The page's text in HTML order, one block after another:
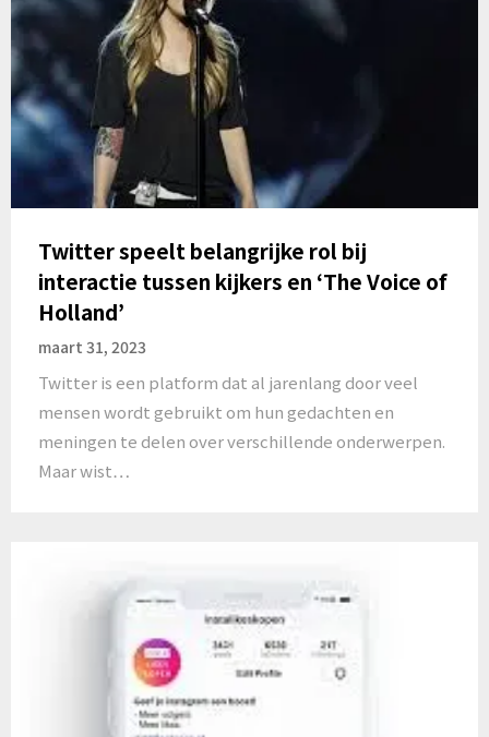
Twitter speelt belangrijke rol bij
interactie tussen kijkers en ‘The Voice of
Holland’
maart 31, 2023
Twitter is een platform dat al jarenlang door veel
mensen wordt gebruikt om hun gedachten en
meningen te delen over verschillende onderwerpen.
Maar wist…